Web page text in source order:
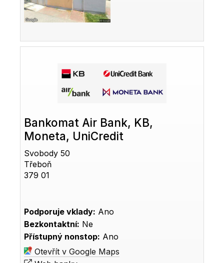
Bankomat Air Bank, KB,
Moneta, UniCredit
Svobody 50
Třeboň
379 01
Podporuje vklady: Ano
Bezkontaktní: Ne
Přístupný nonstop: Ano
Otevřít v Google Maps